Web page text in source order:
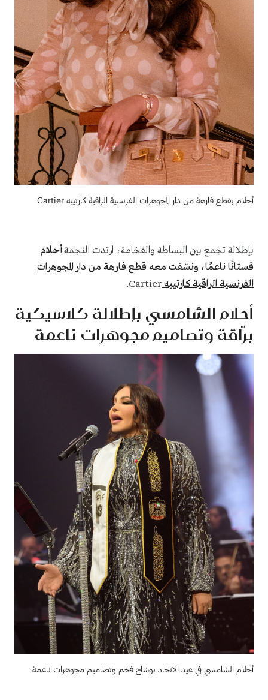
أحلام بقطع فارهة من دار المجوهرات الفرنسية الراقية كارتييه Cartier
بإطلالة تجمع بين البساطة والفخامة، ارتدت النجمةأحلام
فستانًا ناعمًا، ونسّقت معه قطع فارهة من دار المجوهرات
الفرنسية الراقية كارتييهCartier.
أحلام الشامسي بإطلالة كلاسيكية
برّاقة وتصاميم مجوهرات ناعمة
أحلام الشامسي في عيد الاتحاد بوشاح فخم وتصاميم مجوهرات ناعمة